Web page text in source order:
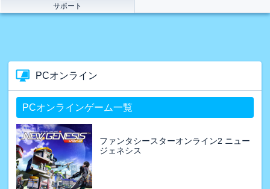
サポート
PCオンライン
PCオンラインゲーム一覧
ファンタシースターオンライン2 ニュー
ジェネシス